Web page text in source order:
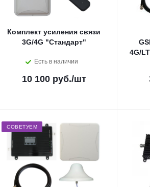
Комплект усиления связи
3G/4G "Стандарт"
Есть в наличии
10 100 руб./шт
4G/
СОВЕТУЕМ